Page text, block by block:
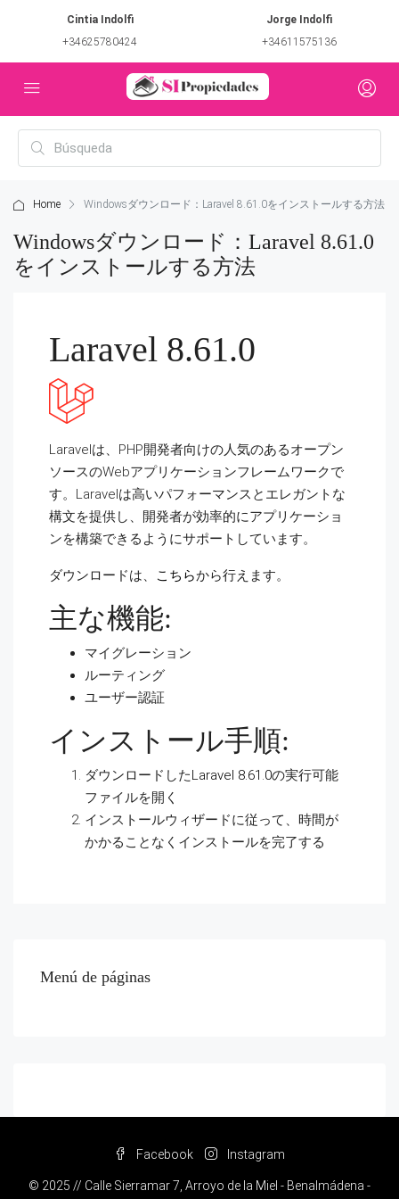
Cintia Indolfi
+34625780424
Jorge Indolfi
+34611575136
Home Windowsダウンロード：Laravel 8.61.0をインストールする方法
Windowsダウンロード：Laravel 8.61.0
をインストールする方法
Laravel 8.61.0
Laravelは、PHP開発者向けの人気のあるオープン
ソースのWebアプリケーションフレームワークで
す。Laravelは高いパフォーマンスとエレガントな
構文を提供し、開発者が効率的にアプリケーショ
ンを構築できるようにサポートしています。
ダウンロードは、 こちらから行えます。
主な機能:
マイグレーション
ルーティング
ユーザー認証
インストール手順:
ダウンロードしたLaravel 8.61.0の実行可能
ファイルを開く
インストールウィザードに従って、時間が
かかることなくインストールを完了する
Menú de páginas
Facebook Instagram
© 2025 // Calle Sierramar 7, Arroyo de la Miel - Benalmádena -